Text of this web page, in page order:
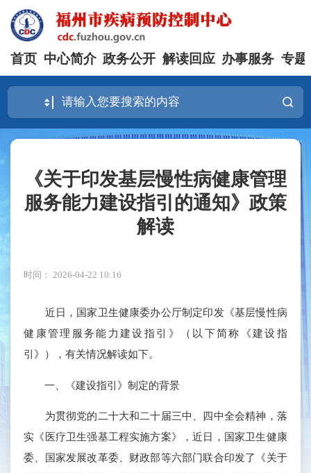
首页 中心简介 政务公开 解读回应 办事服务 专题
《关于印发基层慢性病健康管理
服务能力建设指引的通知》政策
解读
时间： 2026-04-22 10:16
近日，国家卫生健康委办公厅制定印发《基层慢性病
健康管理服务能力建设指引》（以下简称《建设指
引》），有关情况解读如下。
一、《建设指引》制定的背景
为贯彻党的二十大和二十届三中、四中全会精神，落
实《医疗卫生强基工程实施方案》，近日，国家卫生健康
委、国家发展改革委、财政部等六部门联合印发了《关于